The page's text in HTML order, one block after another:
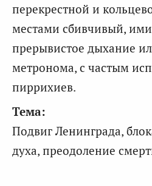
перекрестной и
местами сбивчивый,
прерывистое дыхание
метронома, с частым
пиррихиев.
Тема:
Подвиг Ленинграда,
духа, преодоление